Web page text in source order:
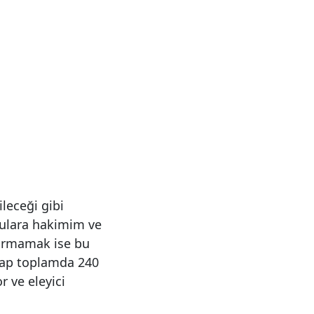
gibi
hakimim ve
ise bu
toplamda 240
ve eleyici